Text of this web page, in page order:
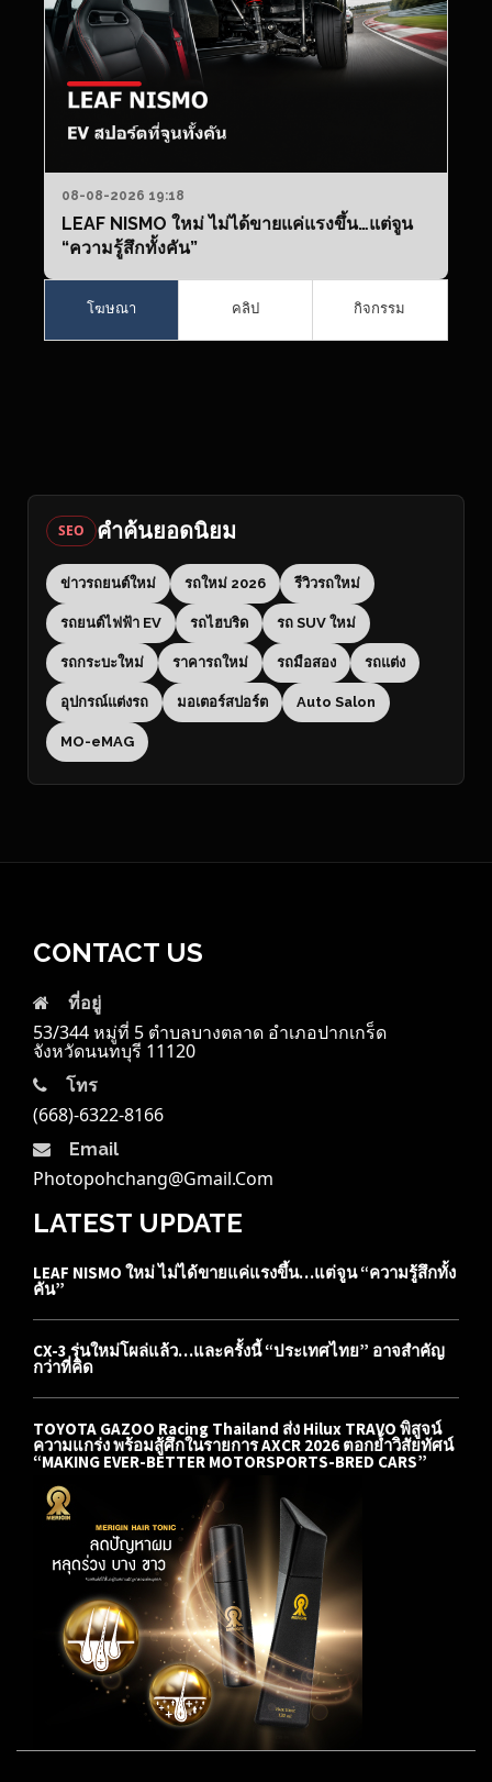
08-08-2026 19:18
LEAF NISMO ใหม่ ไม่ได้ขายแค่แรงขึ้น…แต่จูน
“ความรู้สึกทั้งคัน”
โฆษณา คลิป กิจกรรม
SEO คำค้นยอดนิยม
ข่าวรถยนต์ใหม่ รถใหม่ 2026 รีวิวรถใหม่
รถยนต์ไฟฟ้า EV รถไฮบริด รถ SUV ใหม่
รถกระบะใหม่ ราคารถใหม่ รถมือสอง รถแต่ง
อุปกรณ์แต่งรถ มอเตอร์สปอร์ต Auto Salon
MO-eMAG
CONTACT US
ที่อยู่
53/344 หมู่ที่ 5 ตำบลบางตลาด อำเภอปากเกร็ด
จังหวัดนนทบุรี 11120
โทร
(668)-6322-8166
Email
Photopohchang@gmail.com
LATEST UPDATE
LEAF NISMO ใหม่ ไม่ได้ขายแค่แรงขึ้น…แต่จูน “ความรู้สึกทั้ง
คัน”
CX-3 รุ่นใหม่โผล่แล้ว…และครั้งนี้ “ประเทศไทย” อาจสำคัญ
กว่าที่คิด
TOYOTA GAZOO Racing Thailand ส่ง Hilux TRAVO พิสูจน์
ความแกร่ง พร้อมสู้ศึกในรายการ AXCR 2026 ตอกย้ำวิสัยทัศน์
“MAKING EVER-BETTER MOTORSPORTS-BRED CARS”